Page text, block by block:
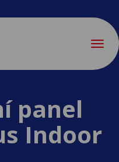
Menu
panel
Indoor